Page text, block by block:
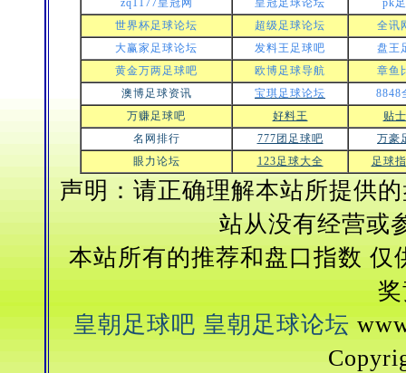
zq1177皇冠网
皇冠足球论坛
pk
世界杯足球论坛
超级足球论坛
全讯
大赢家足球论坛
发料王足球吧
盘王
黄金万两足球吧
欧博足球导航
章鱼
澳博足球资讯
宝琪足球论坛
8848
万赚足球吧
好料王
贴
名网排行
777团足球吧
万豪
眼力论坛
123足球大全 足球
声明：请正确理解本站所提供
站从没有经营或
本站所有的推荐和盘口指数
皇朝足球吧 皇朝足球论坛